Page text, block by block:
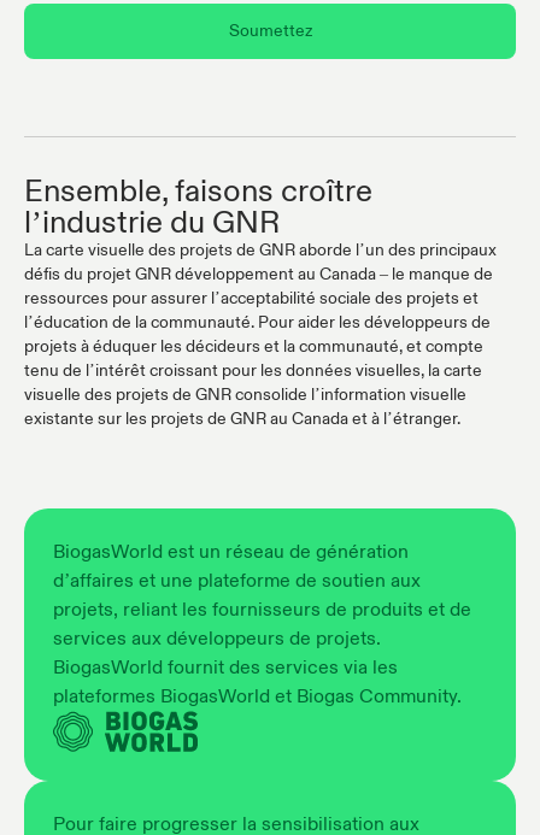
Soumettez
Ensemble, faisons croître
l’industrie du GNR
La carte visuelle des projets de GNR aborde l’un des principaux
défis du projet GNR développement au Canada – le manque de
ressources pour assurer l’acceptabilité sociale des projets et
l’éducation de la communauté. Pour aider les développeurs de
projets à éduquer les décideurs et la communauté, et compte
tenu de l’intérêt croissant pour les données visuelles, la carte
visuelle des projets de GNR consolide l’information visuelle
existante sur les projets de GNR au Canada et à l’étranger.
BiogasWorld est un réseau de génération
d’affaires et une plateforme de soutien aux
projets, reliant les fournisseurs de produits et de
services aux développeurs de projets.
BiogasWorld fournit des services via les
plateformes BiogasWorld et Biogas Community.
Pour faire progresser la sensibilisation aux